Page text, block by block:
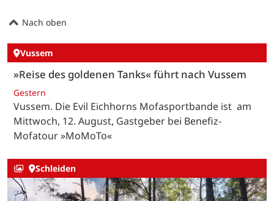
Nach oben
Vussem
»Reise des goldenen Tanks« führt nach Vussem
Gestern
Vussem. Die Evil Eichhorns Mofasportbande ist am
Mittwoch, 12. August, Gastgeber bei Benefiz-
Mofatour »MoMoTo«
Schleiden